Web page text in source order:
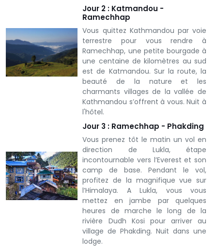
Jour 2 : Katmandou -
Ramechhap
Vous quittez Kathmandou par voie
terrestre pour vous rendre à
Ramechhap, une petite bourgade à
une centaine de kilomètres au sud
est de Katmandou. Sur la route, la
beauté de la nature et les
charmants villages de la vallée de
Kathmandou s’offrent à vous. Nuit à
l'hôtel.
Jour 3 : Ramechhap - Phakding
Vous prenez tôt le matin un vol en
direction de Lukla, étape
incontournable vers l’Everest et son
camp de base. Pendant le vol,
profitez de la magnifique vue sur
l’Himalaya. A Lukla, vous vous
mettez en jambe par quelques
heures de marche le long de la
rivière Dudh Kosi pour arriver au
village de Phakding. Nuit dans une
lodge.